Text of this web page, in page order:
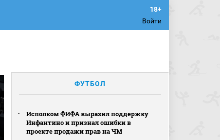
Войти
ФУТБОЛ
Исполком ФИФА выразил поддержку
Инфантино и признал ошибки в
проекте продажи прав на ЧМ